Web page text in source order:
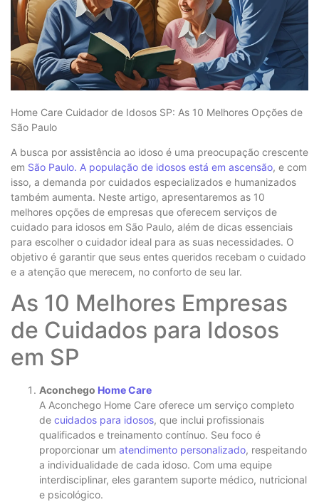
Home Care Cuidador de Idosos SP: As 10 Melhores Opções de
São Paulo
A busca por assistência ao idoso é uma preocupação crescente
em São Paulo. A população de idosos está em ascensão, e com
isso, a demanda por cuidados especializados e humanizados
também aumenta. Neste artigo, apresentaremos as 10
melhores opções de empresas que oferecem serviços de
cuidado para idosos em São Paulo, além de dicas essenciais
para escolher o cuidador ideal para as suas necessidades. O
objetivo é garantir que seus entes queridos recebam o cuidado
e a atenção que merecem, no conforto de seu lar.
As 10 Melhores Empresas
de Cuidados para Idosos
em SP
Aconchego Home Care
A Aconchego Home Care oferece um serviço completo
de cuidados para idosos, que inclui profissionais
qualificados e treinamento contínuo. Seu foco é
proporcionar um atendimento personalizado, respeitando
a individualidade de cada idoso. Com uma equipe
interdisciplinar, eles garantem suporte médico, nutricional
e psicológico.